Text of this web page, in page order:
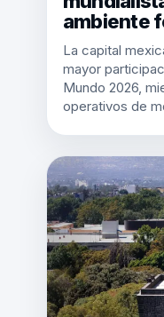
ambiente
La capital
mayor
Mundo 2026,
operativos de